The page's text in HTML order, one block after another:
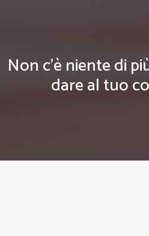
Non c'è niente di
dare al tuo